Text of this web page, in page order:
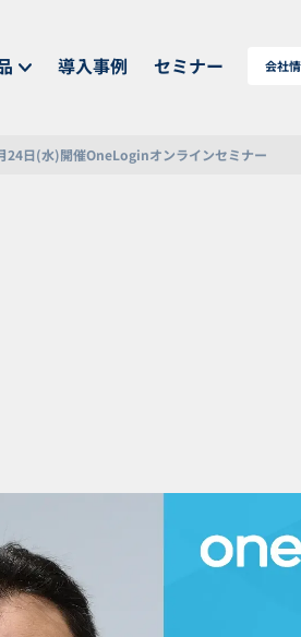
導入事例 セミナー 会社
24日(水)開催OneLoginオンラインセミナー